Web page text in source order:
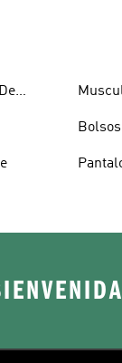
Bolsos